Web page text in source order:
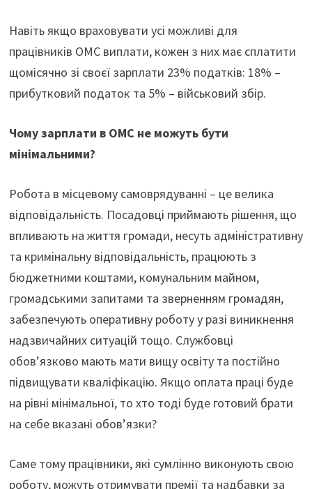
Навіть якщо враховувати усі можливі для
працівників ОМС виплати, кожен з них має сплатити
щомісячно зі своєї зарплати 23% податків: 18% –
прибутковий податок та 5% – військовий збір.
Чому зарплати в ОМС не можуть бути
мінімальними?
Робота в місцевому самоврядуванні – це велика
відповідальність. Посадовці приймають рішення, що
впливають на життя громади, несуть адміністративну
та кримінальну відповідальність, працюють з
бюджетними коштами, комунальним майном,
громадськими запитами та зверненням громадян,
забезпечують оперативну роботу у разі виникнення
надзвичайних ситуацій тощо. Службовці
обов’язково мають мати вищу освіту та постійно
підвищувати кваліфікацію. Якщо оплата праці буде
на рівні мінімальної, то хто тоді буде готовий брати
на себе вказані обов’язки?
Саме тому працівники, які сумлінно виконують свою
роботу, можуть отримувати премії та надбавки за